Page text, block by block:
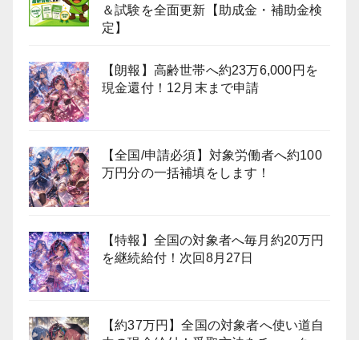
＆試験を全面更新【助成金・補助金検
定】
【朗報】高齢世帯へ約23万6,000円を
現金還付！12月末まで申請
【全国/申請必須】対象労働者へ約100
万円分の一括補填をします！
【特報】全国の対象者へ毎月約20万円
を継続給付！次回8月27日
【約37万円】全国の対象者へ使い道自